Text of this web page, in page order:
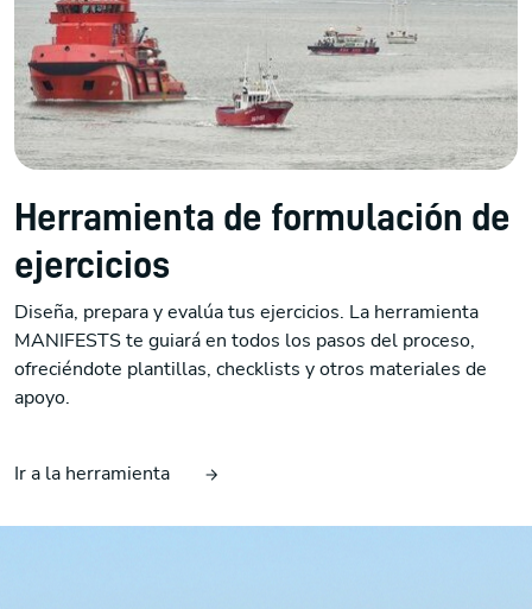
Herramienta de formulación de
ejercicios
Diseña, prepara y evalúa tus ejercicios. La herramienta
MANIFESTS te guiará en todos los pasos del proceso,
ofreciéndote plantillas, checklists y otros materiales de
apoyo.
Ir a la herramienta